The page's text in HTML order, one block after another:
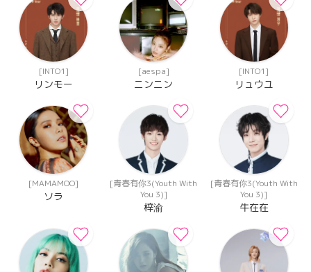
[INTO1]
リンモー
[aespa]
ニンニン
[INTO1]
リュウユ
[MAMAMOO]
ソラ
[青春有你3(Youth With
You 3)]
梓渝
[青春有你3(Youth With
You 3)]
牛在在